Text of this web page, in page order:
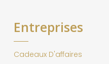
Entreprises
Cadeaux D'affaires